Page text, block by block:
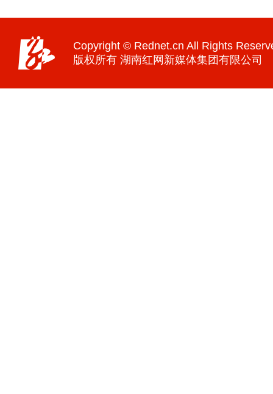
Copyright © Rednet.cn All Rights
版权所有 湖南红网新媒体集团有限公司